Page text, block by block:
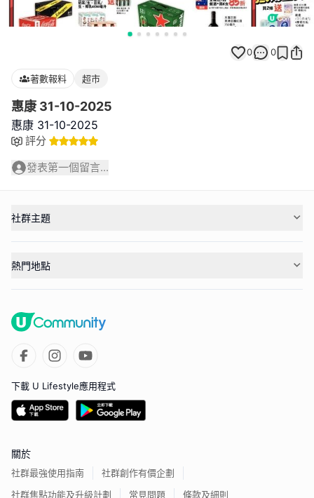
0 0
著數報料 超市
惠康 31-10-2025
惠康 31-10-2025
評分
發表第一個留言...
社群主題
熱門地點
下載 U Lifestyle應用程式
關於
社群最強使用指南
社群創作有價企劃
社群焦點功能及升級計劃
常見問題 條款及細則